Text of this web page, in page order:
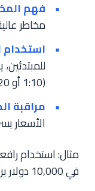
فهم
مخاطر
استخدام
(1:10 أو 1:20).
مراقبة
الأسعار
في 10,000 دولار برأس مال 1,000 دولار.